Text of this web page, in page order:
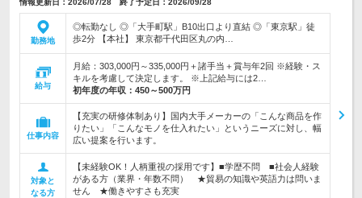
情報更新日：2026/07/28 終了予定日：2026/09/28
勤務地
◎転勤なし ◎「大手町駅」B10出口より直結 ◎「東京駅」徒
歩2分 【本社】 東京都千代田区丸の内…
給与
月給：303,000円～335,000円＋諸手当＋賞与年2回 ※経験・ス
キルを考慮して決定します。 ※上記給与には2…
初年度の年収： 450～500万円
仕事内容
【充実の研修体制あり】国内大手メーカーの「こんな商品を作
りたい」「こんなモノを仕入れたい」というニーズに対し、幅
広い提案を行います。
対象と
なる方
【未経験OK！人柄重視の採用です】■学歴不問 ■社会人経験
がある方（業界・年数不問） ★貿易の知識や英語力は問いま
せん ★働きやすさも充実